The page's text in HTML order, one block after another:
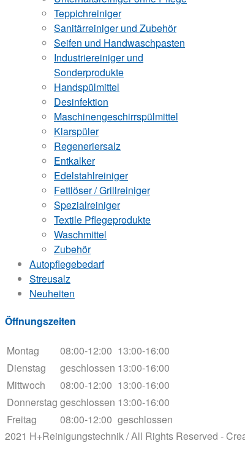
Teppichreiniger
Sanitärreiniger und Zubehör
Seifen und Handwaschpasten
Industriereiniger und
Sonderprodukte
Handspülmittel
Desinfektion
Maschinengeschirrspülmittel
Klarspüler
Regeneriersalz
Entkalker
Edelstahlreiniger
Fettlöser / Grillreiniger
Spezialreiniger
Textile Pflegeprodukte
Waschmittel
Zubehör
Autopflegebedarf
Streusalz
Neuheiten
Öffnungszeiten
Montag 08:00-12:00 13:00-16:00
Dienstag
geschlossen 13:00-16:00
Mittwoch
08:00-12:00 13:00-16:00
Donnerstag geschlossen 13:00-16:00
Freitag
08:00-12:00 geschlossen
2021 H+Reinigungstechnik / All Rights Reserved -